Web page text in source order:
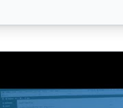
important de votre